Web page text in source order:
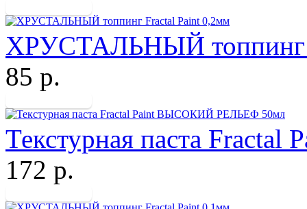
ХРУСТАЛЬНЫЙ топпинг
85 р.
Текстурная паста
172 р.